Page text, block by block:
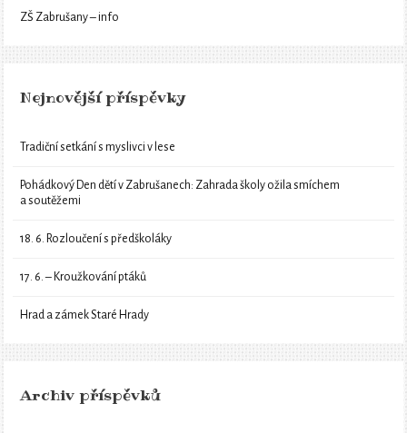
ZŠ Zabrušany – info
Nejnovější příspěvky
Tradiční setkání s myslivci v lese
Pohádkový Den dětí v Zabrušanech: Zahrada školy ožila smíchem
a soutěžemi
18. 6. Rozloučení s předškoláky
17. 6. – Kroužkování ptáků
Hrad a zámek Staré Hrady
Archiv příspěvků